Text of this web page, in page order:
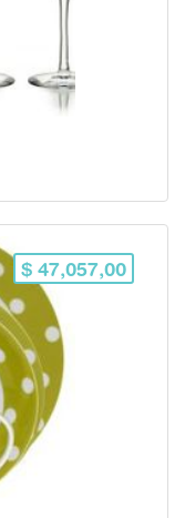
$ 47,057,00